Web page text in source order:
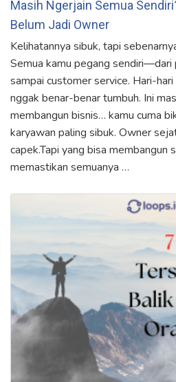
Masih Ngerjain Semua
Belum Jadi Owner
Kelihatannya sibuk, tapi
Semua kamu pegang sendiri—dari
sampai customer service. Hari-
nggak benar-benar tumbuh. Ini
membangun bisnis… kamu cuma
karyawan paling sibuk. Owner
capek.Tapi yang bisa membangun
memastikan semuanya …